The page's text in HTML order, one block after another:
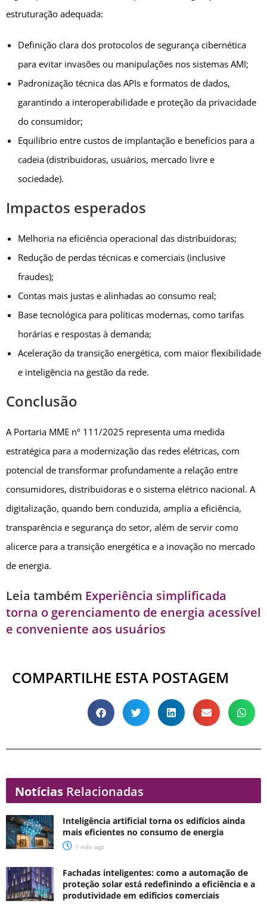
estruturação adequada:
Definição clara dos protocolos de segurança cibernética
para evitar invasões ou manipulações nos sistemas AMI;
Padronização técnica das APIs e formatos de dados,
garantindo a interoperabilidade e proteção da privacidade
do consumidor;
Equilíbrio entre custos de implantação e benefícios para a
cadeia (distribuidoras, usuários, mercado livre e
sociedade).
Impactos esperados
Melhoria na eficiência operacional das distribuidoras;
Redução de perdas técnicas e comerciais (inclusive
fraudes);
Contas mais justas e alinhadas ao consumo real;
Base tecnológica para políticas modernas, como tarifas
horárias e respostas à demanda;
Aceleração da transição energética, com maior flexibilidade
e inteligência na gestão da rede.
Conclusão
A Portaria MME nº 111/2025 representa uma medida
estratégica para a modernização das redes elétricas, com
potencial de transformar profundamente a relação entre
consumidores, distribuidoras e o sistema elétrico nacional. A
digitalização, quando bem conduzida, amplia a eficiência,
transparência e segurança do setor, além de servir como
alicerce para a transição energética e a inovação no mercado
de energia.
Leia também Experiência simplificada
torna o gerenciamento de energia acessível
e conveniente aos usuários
COMPARTILHE ESTA POSTAGEM
Notícias Relacionadas
Inteligência artificial torna os edifícios ainda
mais eficientes no consumo de energia
1 mês ago
Fachadas inteligentes: como a automação de
proteção solar está redefinindo a eficiência e a
produtividade em edifícios comerciais